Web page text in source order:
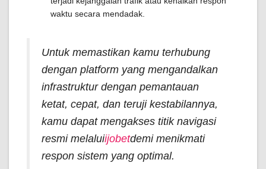
waktu secara mendadak.
Untuk memastikan kamu terhubung
dengan platform yang mengandalkan
infrastruktur dengan pemantauan
ketat, cepat, dan teruji kestabilannya,
kamu dapat mengakses titik navigasi
resmi melaluiijobetdemi menikmati
respon sistem yang optimal.